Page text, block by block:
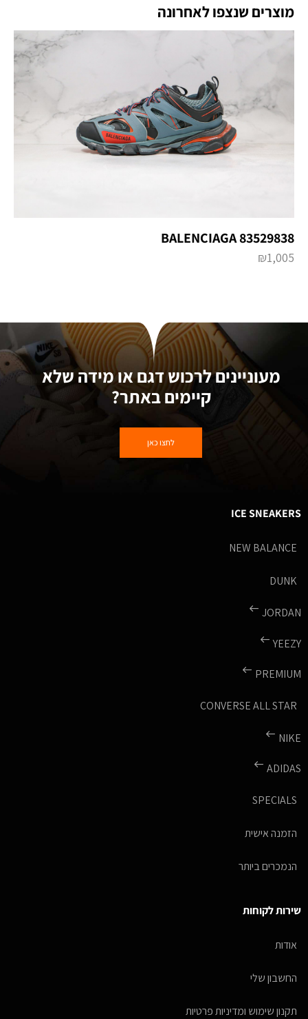
מוצרים שנצפו לאחרונה
BALENCIAGA 83529838
₪1,005
מעוניינים לרכוש דגם או מידה שלא
קיימים באתר?
לחצו כאן
ICE SNEAKERS
NEW BALANCE
DUNK
JORDAN
YEEZY
PREMIUM
CONVERSE ALL STAR
NIKE
ADIDAS
SPECIALS
הזמנה אישית
הנמכרים ביותר
שירות לקוחות
אודות
החשבון שלי
תקנון שימוש ומדיניות פרטיות